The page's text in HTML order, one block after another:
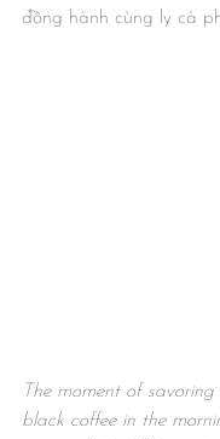
đồng hành cùng ly cà
The moment of
black coffee in the